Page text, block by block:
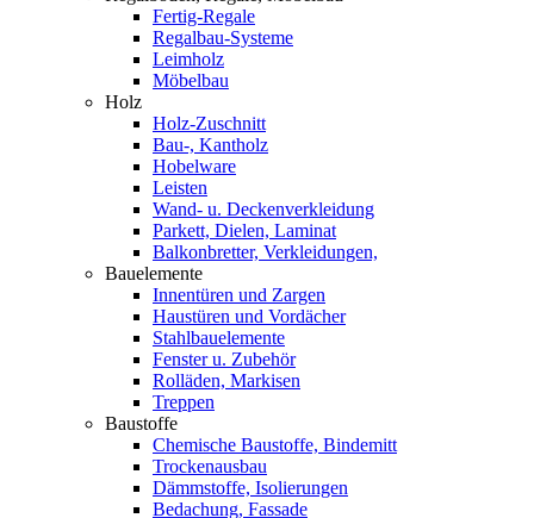
Fertig-Regale
Regalbau-Systeme
Leimholz
Möbelbau
Holz
Holz-Zuschnitt
Bau-, Kantholz
Hobelware
Leisten
Wand- u. Deckenverkleidung
Parkett, Dielen, Laminat
Balkonbretter, Verkleidungen,
Bauelemente
Innentüren und Zargen
Haustüren und Vordächer
Stahlbauelemente
Fenster u. Zubehör
Rolläden, Markisen
Treppen
Baustoffe
Chemische Baustoffe, Bindemitt
Trockenausbau
Dämmstoffe, Isolierungen
Bedachung, Fassade